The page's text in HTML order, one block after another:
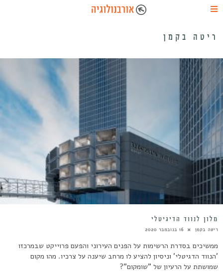
ריטה בקמן
מלון לנווד הדיגיטלי
ריטה בקמן 16 בנובמבר 2020
ממשיכים בסדרת הרשימות על הפנים העירוני והפעם פרוייקט שבמרכזו
'הנווד הדגיטלי' וניסיון להציע לו מרחב שיענה על צרכיו. מהו מקום
שמושתת על הרעיון של "שומקום"?